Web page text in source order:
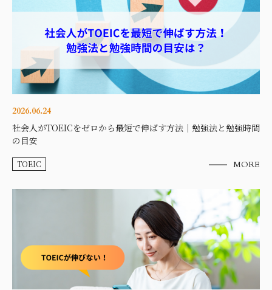
2026.06.24
社会人がTOEICをゼロから最短で伸ばす方法｜勉強法と勉強時間
の目安
TOEIC MORE